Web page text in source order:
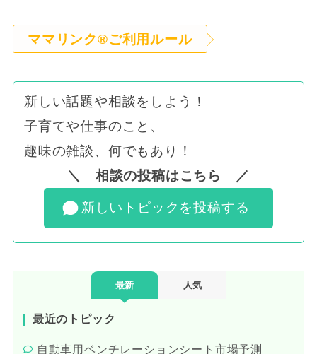
ママリンク®ご利用ルール
新しい話題や相談をしよう！
子育てや仕事のこと、
趣味の雑談、何でもあり！
＼ 相談の投稿はこちら ／
新しいトピックを投稿する
最新 人気
最近のトピック
自動車用ベンチレーションシート市場予測